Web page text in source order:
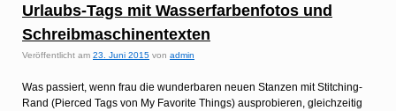
s
t
Urlaubs-Tags mit Wasserfarbenfotos und
Schreibmaschinentexten
Veröffentlicht am 23. Juni 2015 von admin
Was passiert, wenn frau die wunderbaren neuen Stanzen mit Stitching-
Rand (Pierced Tags von My Favorite Things) ausprobieren, gleichzeitig